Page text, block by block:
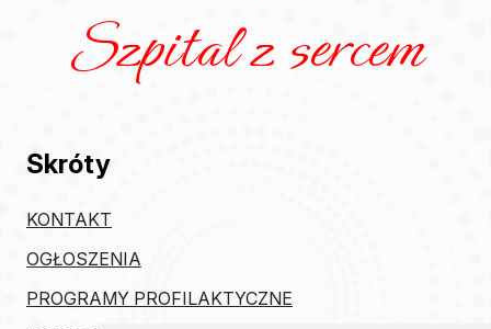
Szpital z sercem
Skróty
KONTAKT
OGŁOSZENIA
PROGRAMY PROFILAKTYCZNE